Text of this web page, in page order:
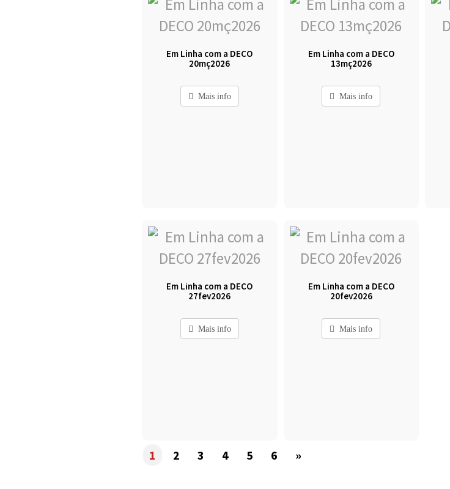
Em Linha com a DECO
20mç2026
Mais info
Em Linha com a DECO
13mç2026
Mais info
Em Linha com a DECO
27fev2026
Mais info
Em Linha com a DECO
20fev2026
Mais info
1 2 3 4 5 6 »